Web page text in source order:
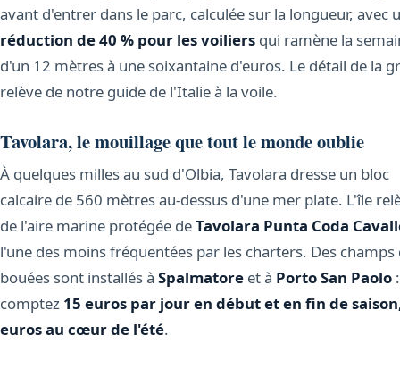
avant d'entrer dans le parc, calculée sur la longueur, avec
réduction de 40 % pour les voiliers qui ramène la
d'un 12 mètres à une soixantaine d'euros. Le détail de la
relève de notre guide de l'Italie à la voile.
Tavolara, le mouillage que tout le monde oublie
À quelques milles au sud d'Olbia, Tavolara dresse un bloc
calcaire de 560 mètres au-dessus d'une mer plate. L'île
de l'aire marine protégée deTavolara Punta Coda
l'une des moins fréquentées par les charters. Des champs
bouées sont installés à Spalmatore et à Porto San Paolo :
comptez 15 euros par jour en début et en fin de
euros au cœur de l'été.